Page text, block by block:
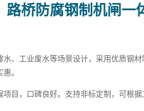
路桥防腐钢制机闸一
、工业废水等场景设计，采用优质钢
。
目，口碑良好。支持非标定制，可根